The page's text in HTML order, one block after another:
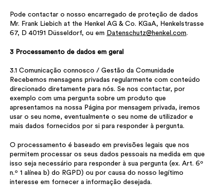
Pode contactar o nosso encarregado de proteção de dados
Mr. Frank Liebich at the Henkel AG & Co. KGaA, Henkelstrasse
67, D 40191 Düsseldorf, ou em Datenschutz@henkel.com.
3 Processamento de dados em geral
3.1 Comunicação connosco / Gestão da Comunidade
Recebemos mensagens privadas regularmente com conteúdo
direcionado diretamente para nós. Se nos contactar, por
exemplo com uma pergunta sobre um produto que
apresentamos na nossa Página por mensagem privada, iremos
usar o seu nome, eventualmente o seu nome de utilizador e
mais dados fornecidos por si para responder à pergunta.
O processamento é baseado em previsões legais que nos
permitem processar os seus dados pessoais na medida em que
isso seja necessário para responder à sua pergunta (ex. Art. 6º
n.º 1 alínea b) do RGPD) ou por causa do nosso legítimo
interesse em fornecer a informação desejada.